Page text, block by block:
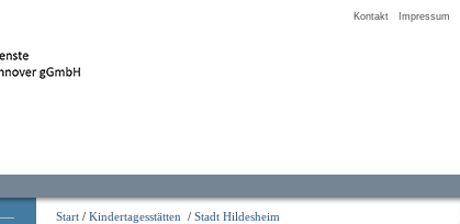
Kontakt Impressum
Start / Kindertagesstätten / Stadt Hildesheim